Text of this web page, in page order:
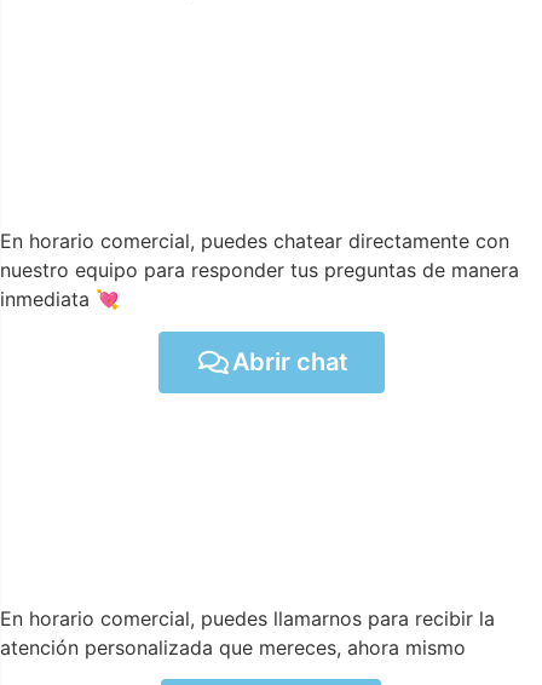
En horario comercial, puedes chatear directamente con
nuestro equipo para responder tus preguntas de manera
inmediata 💘
Abrir chat
En horario comercial, puedes llamarnos para recibir la
atención personalizada que mereces, ahora mismo